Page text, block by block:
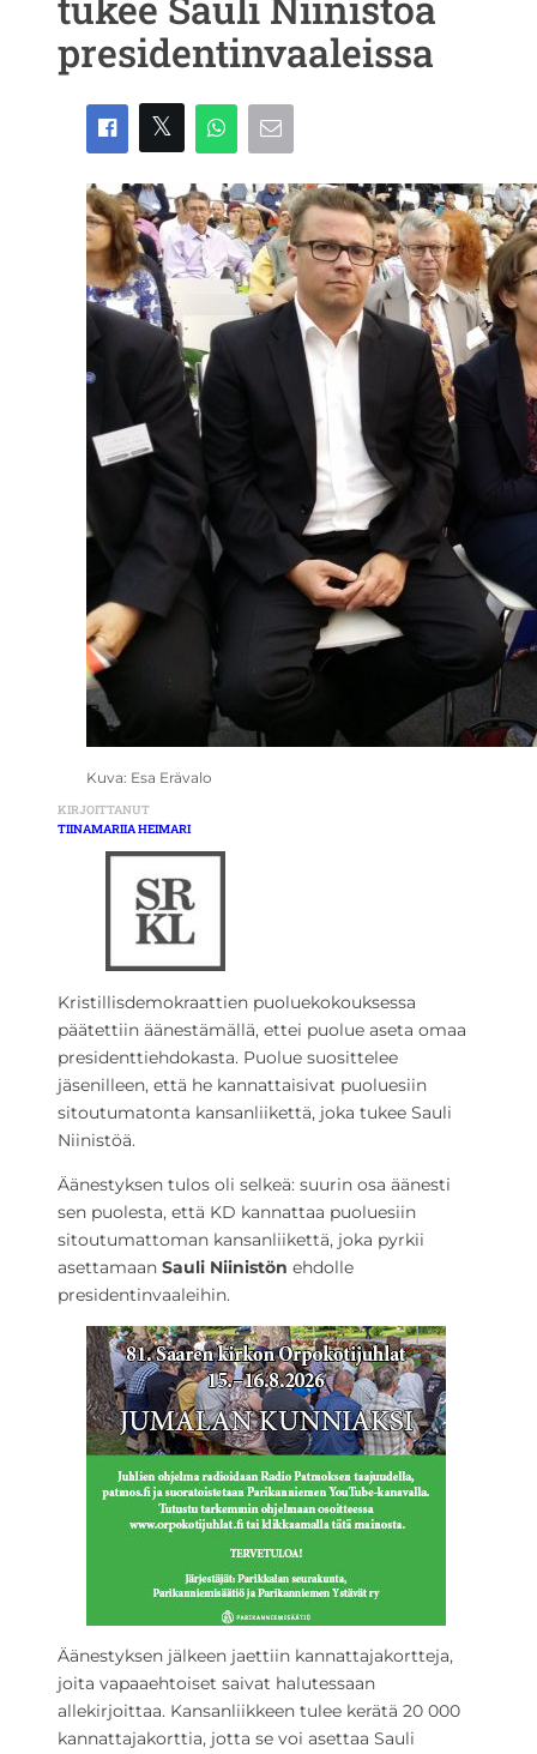
presidentinvaaleissa
Kuva: Esa Erävalo
KIRJOITTANUT
TIINAMARIIA HEIMARI
Kristillisdemokraattien puoluekokouksessa
päätettiin äänestämällä, ettei puolue aseta omaa
presidenttiehdokasta. Puolue suosittelee
jäsenilleen, että he kannattaisivat puoluesiin
sitoutumatonta kansanliikettä, joka tukee Sauli
Niinistöä.
Äänestyksen tulos oli selkeä: suurin osa äänesti
sen puolesta, että KD kannattaa puoluesiin
sitoutumattoman kansanliikettä, joka pyrkii
asettamaan Sauli Niinistön ehdolle
presidentinvaaleihin.
Äänestyksen jälkeen jaettiin kannattajakortteja,
joita vapaaehtoiset saivat halutessaan
allekirjoittaa. Kansanliikkeen tulee kerätä 20 000
kannattajakorttia, jotta se voi asettaa Sauli